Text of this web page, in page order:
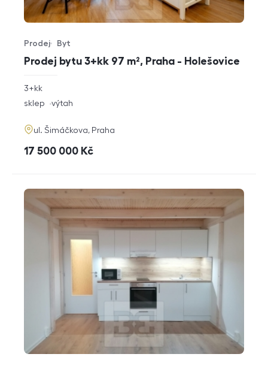
Prodej bytu 3+kk 97 m², Praha - Holešovice
Typ nabídky
Prodej
Typ nemovitosti
Byt
rozměry
dispozice
3+kk
funkce
sklep výtah
adresa
ul. Šimáčkova, Praha
cena
17 500 000 Kč